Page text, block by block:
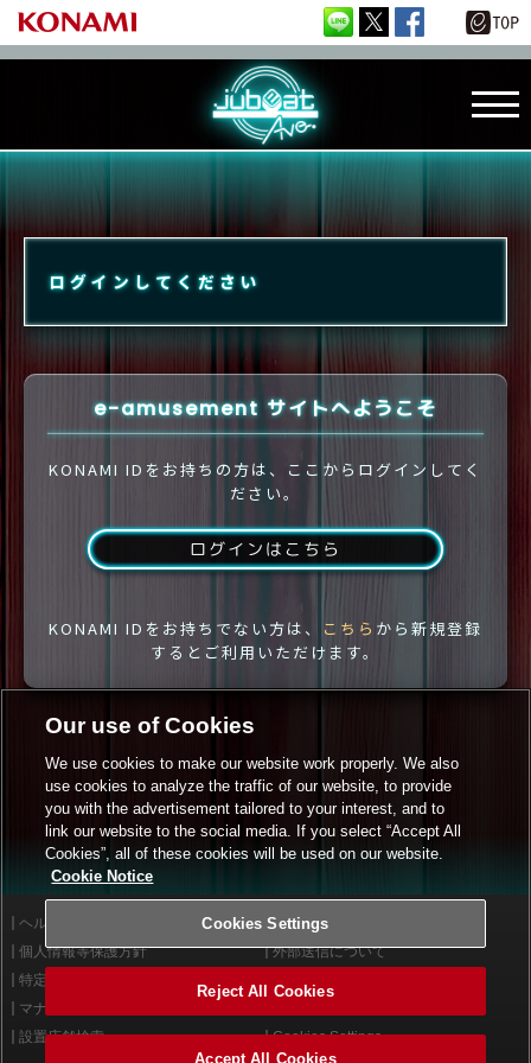
ログインしてください
e-amusement サイトへようこそ
KONAMI IDをお持ちの方は、ここからログインしてく
ださい。
ログインはこちら
KONAMI IDをお持ちでない方は、 こちら から新規登録
するとご利用いただけます。
ヘルプ
利用規約
個人情報等保護方針
外部送信について
特定商取引法に基づく表示
マナー＆ルール
設置店舗検索
Cookies Settings
Our use of Cookies
We use cookies to make our website work properly. We also
use cookies to analyze the traffic of our website, to provide
you with the advertisement tailored to your interest, and to
link our website to the social media. If you select “Accept All
Cookies”, all of these cookies will be used on our website.
Cookie Notice
Cookies Settings
Reject All Cookies
Accept All Cookies